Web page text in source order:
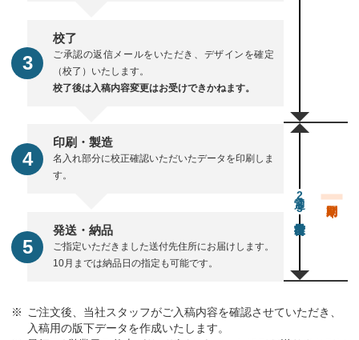
校了
ご承認の返信メールをいただき、デザインを確定
（校了）いたします。
校了後は入稿内容変更はお受けできかねます。
印刷・製造
名入れ部分に校正確認いただいたデータを印刷しま
す。
発送・納品
ご指定いただきました送付先住所にお届けします。
10月までは納品日の指定も可能です。
通常23営業日後出荷
ご注文後、当社スタッフがご入稿内容を確認させていただき、
入稿用の版下データを作成いたします。